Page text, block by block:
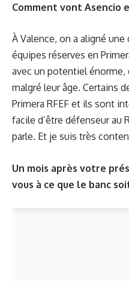
Comment vont Asencio
À Valence, on a aligné
équipes réserves en
avec un potentiel
malgré leur âge. Certains
Primera RFEF et ils sont
facile d’être défenseur au
parle. Et je suis très
Un mois après votre
vous à ce que le banc